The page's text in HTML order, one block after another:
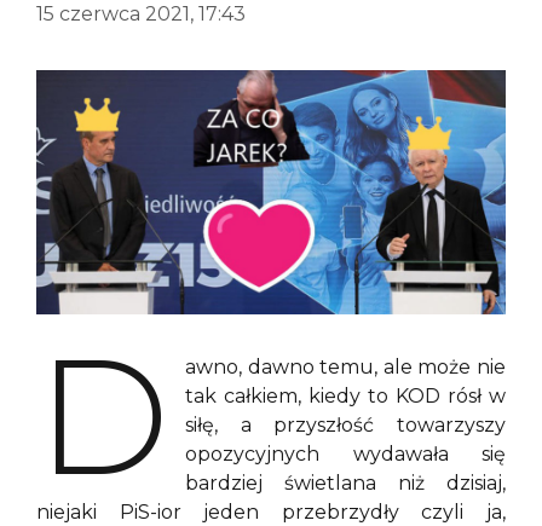
15 czerwca 2021, 17:43
D
awno, dawno temu, ale może nie
tak całkiem, kiedy to KOD rósł w
siłę, a przyszłość towarzyszy
opozycyjnych wydawała się
bardziej świetlana niż dzisiaj,
niejaki PiS-ior jeden przebrzydły czyli ja,